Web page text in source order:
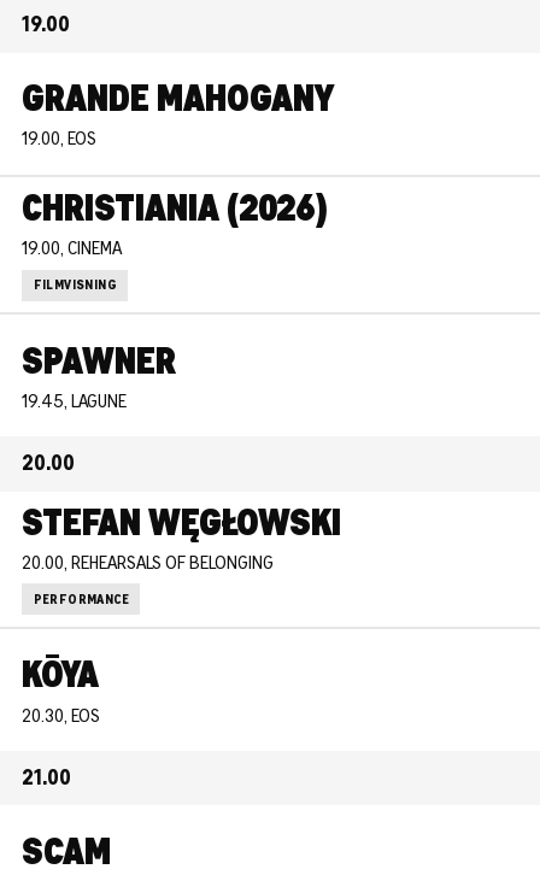
19.00
GRANDE MAHOGANY
19.00, EOS
CHRISTIANIA (2026)
19.00, CINEMA
FILMVISNING
SPAWNER
19.45, LAGUNE
20.00
STEFAN WĘGŁOWSKI
20.00, REHEARSALS OF BELONGING
PERFORMANCE
KŌYA​
20.30, EOS
21.00
SCAM